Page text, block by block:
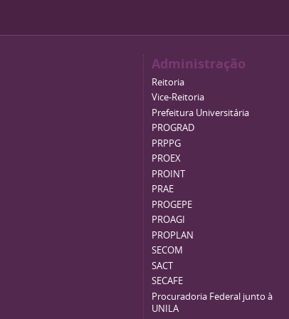
Administração
Reitoria
Vice-Reitoria
Prefeitura Universitária
PROGRAD
PRPPG
PROEX
PROINT
PRAE
PROGEPE
PROAGI
PROPLAN
SECOM
SACT
SECAFE
Procuradoria Federal junto à
UNILA